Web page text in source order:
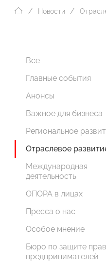
Новости
Все
Главные события
Анонсы
Важное для бизнеса
Региональное
Отраслевое
Международная
деятельность
ОПОРА в лицах
Пресса о нас
Особое мнение
Бюро по защите прав
предпринимателей